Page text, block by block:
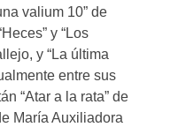
valium 10” de
y “Los
y “La última
entre sus
“Atar a la rata” de
María Auxiliadora